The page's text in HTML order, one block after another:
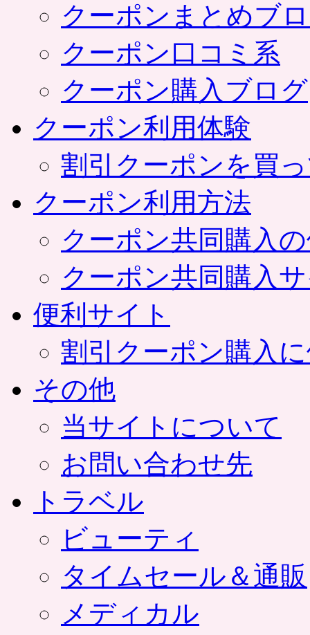
クーポンまとめブ
クーポン口コミ系
クーポン購入ブログ
クーポン利用体験
割引クーポンを買
クーポン利用方法
クーポン共同購入
クーポン共同購入
便利サイト
割引クーポン購入
その他
当サイトについて
お問い合わせ先
トラベル
ビューティ
タイムセール＆通販
メディカル